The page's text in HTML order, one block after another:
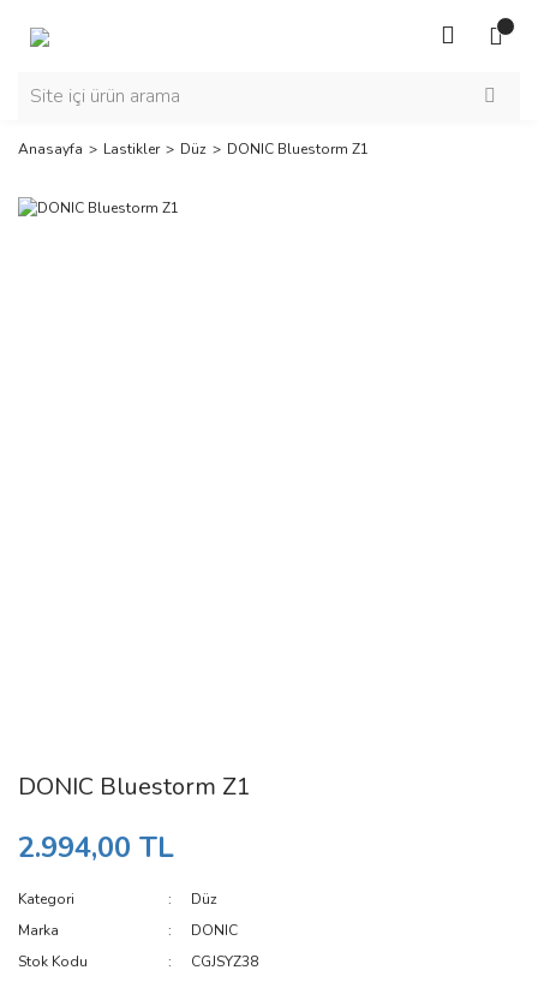
Anasayfa Lastikler Düz DONIC Bluestorm Z1
DONIC Bluestorm Z1
2.994,00 TL
Kategori
Düz
Marka
DONIC
Stok Kodu
CGJSYZ38